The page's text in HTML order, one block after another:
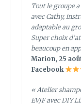
Tout le groupe
avec Cathy,
adaptable au
Super choix
beaucoup en
Marion, 25
Facebook
« Atelier
EVJF avec DIY